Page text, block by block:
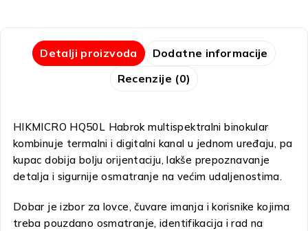
Detalji proizvoda
Dodatne informacije
Recenzije (0)
HIKMICRO HQ50L Habrok multispektralni binokular
kombinuje termalni i digitalni kanal u jednom uređaju, pa
kupac dobija bolju orijentaciju, lakše prepoznavanje
detalja i sigurnije osmatranje na većim udaljenostima.
Dobar je izbor za lovce, čuvare imanja i korisnike kojima
treba pouzdano osmatranje, identifikacija i rad na